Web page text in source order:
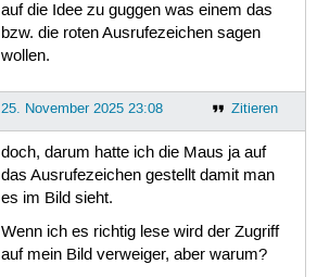
auf die Idee zu guggen was einem das
bzw. die roten Ausrufezeichen sagen
wollen.
Zitieren
25. November 2025 23:08
doch, darum hatte ich die Maus ja auf
das Ausrufezeichen gestellt damit man
es im Bild sieht.
Wenn ich es richtig lese wird der Zugriff
auf mein Bild verweiger, aber warum?